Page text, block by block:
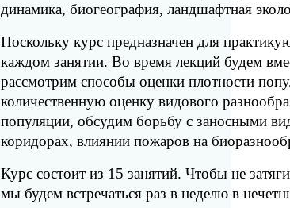
динамика, биогеография, ландшафтная
Поскольку курс предназначен для
каждом занятии. Во время лекций будем
рассмотрим способы оценки плотности
количественную оценку видового
популяции, обсудим борьбу с заносными
коридорах, влиянии пожаров на
Курс состоит из 15 занятий. Чтобы не
мы будем встречаться раз в неделю в